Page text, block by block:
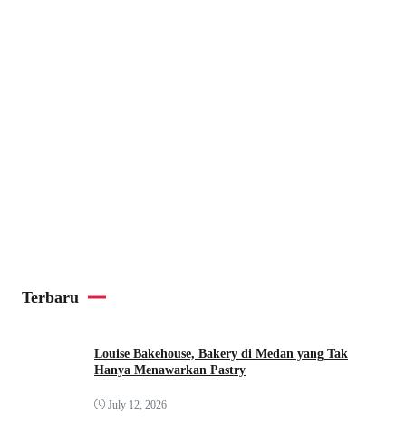
Terbaru
Louise Bakehouse, Bakery di Medan yang Tak
Hanya Menawarkan Pastry
July 12, 2026